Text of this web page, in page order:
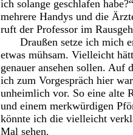
ich solange geschlafen
mehrere Handys und die
ruft der Professor im
Draußen setze ich mich
etwas mühsam. Vielleicht
genauer ansehen sollen. Auf
ich zum Vorgespräch hier
unheimlich vor. So eine alte
und einem merkwürdigen
könnte ich die vielleicht
Mal sehen.